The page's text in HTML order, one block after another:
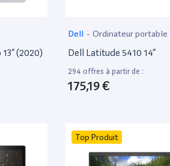
(2020)
Dell - Ordinateur portable
Dell Latitude 5410 14”
294 offres à partir de :
175,19 €
Top Produit